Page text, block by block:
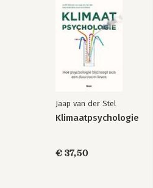
Jaap van der Stel
Klimaatpsychologie
€ 37,50